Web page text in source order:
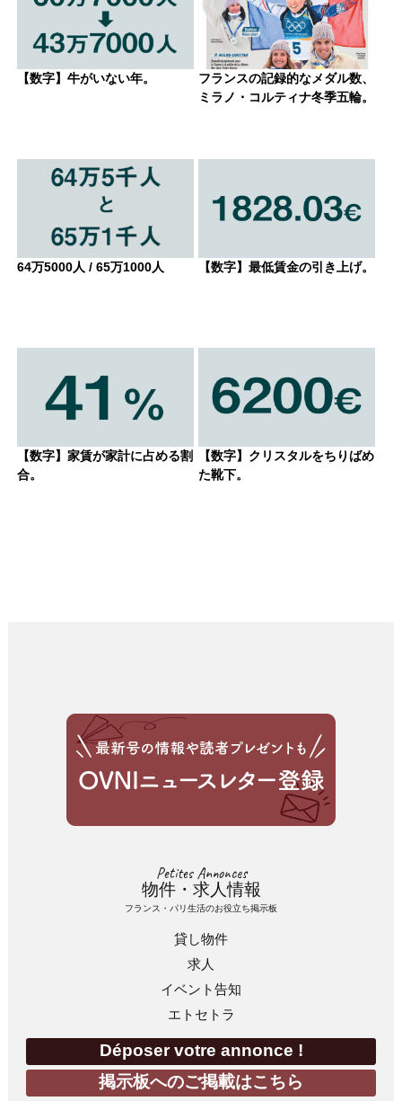
【数字】牛がいない年。
フランスの記録的なメダル数、
ミラノ・コルティナ冬季五輪。
64万5000人 / 65万1000人 【数字】最低賃金の引き上げ。
【数字】家賃が家計に占める割
合。
【数字】クリスタルをちりばめ
た靴下。
Petites Annonces
物件・求人情報
フランス・パリ生活のお役立ち掲示板
貸し物件
求人
イベント告知
エトセトラ
Déposer votre annonce !
掲示板へのご掲載はこちら